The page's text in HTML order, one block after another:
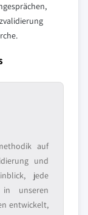
auf
und
jede
in unseren
entwickelt,